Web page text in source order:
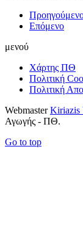
Επόμενο
μενού
Χάρτης ΠΘ
Πολιτική
Πολιτική
WebmasterKiriazis
Αγωγής - ΠΘ.
Go to top